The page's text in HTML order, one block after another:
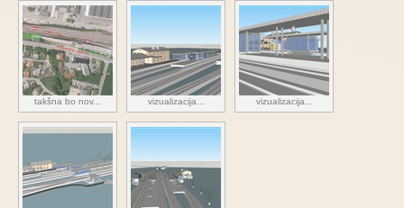
takšna bo nov... vizualizacija... vizualizacija...